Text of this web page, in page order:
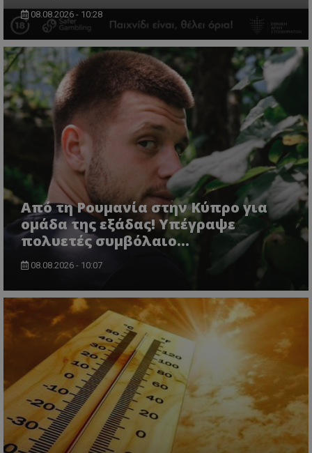
08.08.2026 - 10:28
Από τη Ρουμανία στην Κύπρο για
ομάδα της εξάδας! Υπέγραψε
πολυετές συμβόλαιο...
08.08.2026 - 10:07